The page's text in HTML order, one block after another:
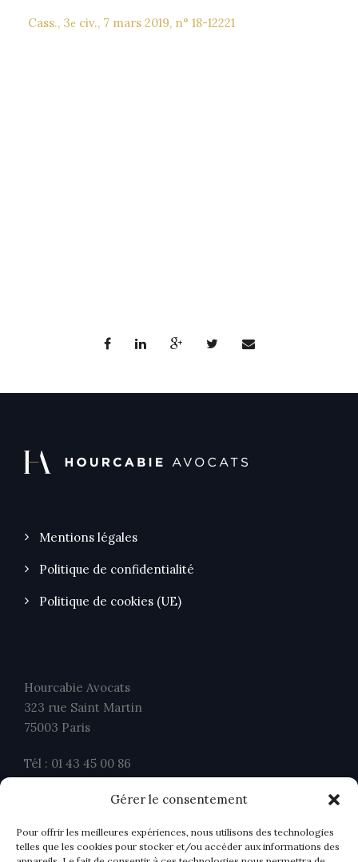
Gérer le consentement
Pour offrir les meilleures expériences, nous utilisons des technologies
telles que les cookies pour stocker et/ou accéder aux informations des
Cass., 3e civ., 7 mars 2019, n° 18-12221
Mentions légales
Politique de confidentialité
Politique de cookies (UE)
Hourcabie Avocats
323 rue Saint Martin
75003 Paris
Tél : 01 43 45 00 86
contact@ahavocats.fr